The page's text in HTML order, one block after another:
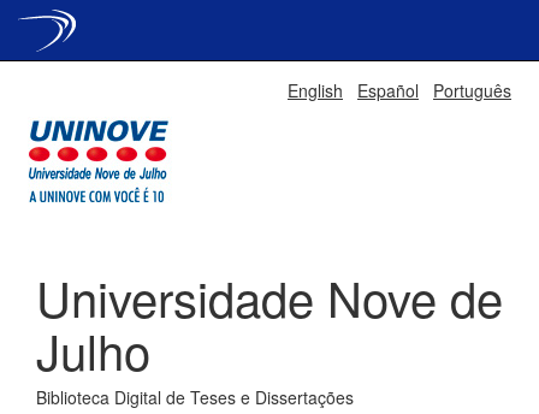
English Español Português
Universidade Nove de
Julho
Biblioteca Digital de Teses e Dissertações